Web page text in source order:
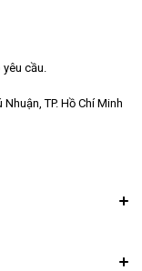
yêu cầu.
TP. Hồ Chí Minh